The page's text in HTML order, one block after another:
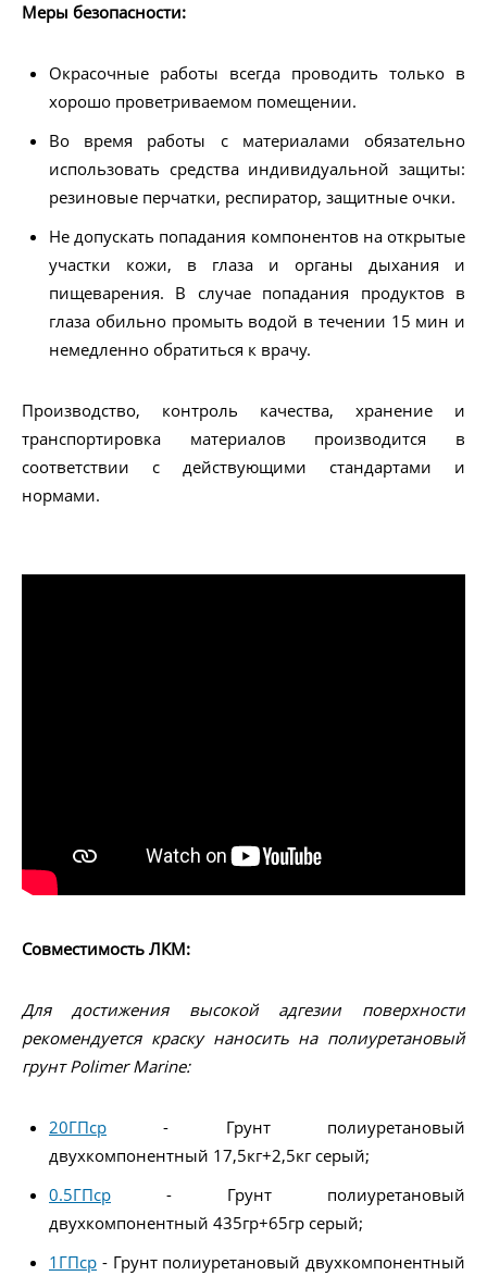
Меры безопасности:
Окрасочные работы всегда проводить только в
хорошо проветриваемом помещении.
Во время работы с материалами обязательно
использовать средства индивидуальной защиты:
резиновые перчатки, респиратор, защитные очки.
Не допускать попадания компонентов на открытые
участки кожи, в глаза и органы дыхания и
пищеварения. В случае попадания продуктов в
глаза обильно промыть водой в течении 15 мин и
немедленно обратиться к врачу.
Производство, контроль качества, хранение и
транспортировка материалов производится в
соответствии с действующими стандартами и
нормами.
Совместимость ЛКМ:
Для достижения высокой адгезии поверхности
рекомендуется краску наносить на полиуретановый
грунт Polimer Marine:
20ГПср - Грунт полиуретановый
двухкомпонентный 17,5кг+2,5кг серый;
0.5ГПср - Грунт полиуретановый
двухкомпонентный 435гр+65гр серый;
1ГПср - Грунт полиуретановый двухкомпонентный